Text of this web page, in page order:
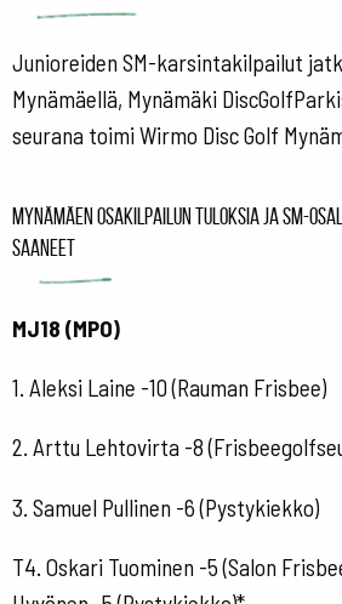
Junioreiden SM-karsintakilpailut
Mynämäellä, Mynämäki
seurana toimi Wirmo Disc Golf
Mynämäen osakilpailun tuloksia ja SM-
saaneet
MJ18 (MPO)
1. Aleksi Laine -10 (Rauman Frisbee)
2. Arttu Lehtovirta -8
3. Samuel Pullinen -6 (Pystykiekko)
T4. Oskari Tuominen -5 (Salon